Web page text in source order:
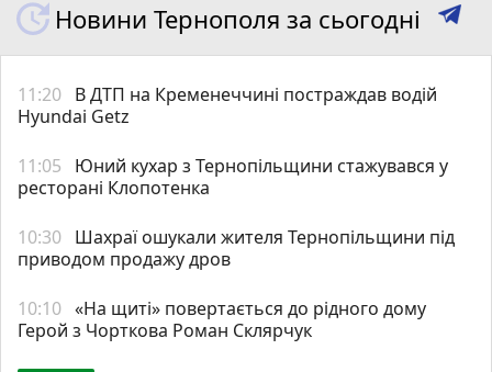
Новини Тернополя за сьогодні
11:20 В ДТП на Кременеччині постраждав водій
Hyundai Getz
11:05
Юний кухар з Тернопільщини стажувався у
ресторані Клопотенка
10:30 Шахраї ошукали жителя Тернопільщини під
приводом продажу дров
10:10 «На щиті» повертається до рідного дому
Герой з Чорткова Роман Склярчук